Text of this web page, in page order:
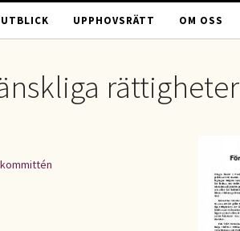
UTBLICK UPPHOVSRÄTT OM OSS
rättigheter